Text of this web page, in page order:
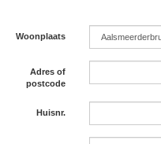
Woonplaats
Adres of
postcode
Huisnr.